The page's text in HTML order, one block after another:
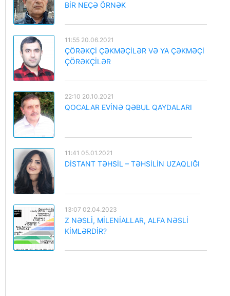
BİR NEÇƏ ÖRNƏK
11:55 20.06.2021
ÇÖRƏKÇİ ÇƏKMƏÇİLƏR VƏ YA ÇƏKMƏÇİ
ÇÖRƏKÇİLƏR
22:10 20.10.2021
QOCALAR EVİNƏ QƏBUL QAYDALARI
11:41 05.01.2021
DİSTANT TƏHSİL – TƏHSİLİN UZAQLIĞI
13:07 02.04.2023
Z NƏSLİ, MİLENİALLAR, ALFA NƏSLİ
KİMLƏRDİR?